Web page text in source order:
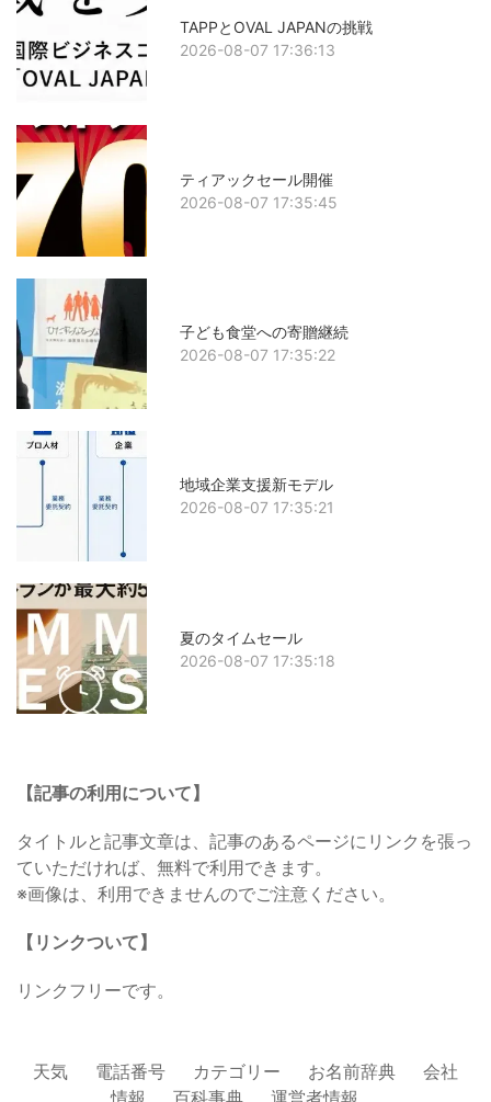
TAPPとOVAL JAPANの挑戦
2026-08-07 17:36:13
ティアックセール開催
2026-08-07 17:35:45
子ども食堂への寄贈継続
2026-08-07 17:35:22
地域企業支援新モデル
2026-08-07 17:35:21
夏のタイムセール
2026-08-07 17:35:18
【記事の利用について】
タイトルと記事文章は、記事のあるページにリンクを張っ
ていただければ、無料で利用できます。
※画像は、利用できませんのでご注意ください。
【リンクついて】
リンクフリーです。
天気 電話番号 カテゴリー お名前辞典
会社